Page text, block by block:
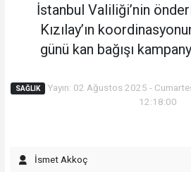
İstanbul Valiliği’nin
Kızılay’ın
günü kan bağışı
SAĞLIK Yayın: 02 Ağustos 2025 -
12:18:00
İsmet Akkoç